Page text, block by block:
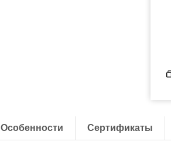
Особенности Сертификаты